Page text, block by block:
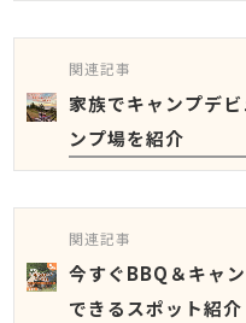
関連記事
家族でキャンプデ
ンプ場を紹介
関連記事
今すぐBBQ＆キャ
できるスポット紹介